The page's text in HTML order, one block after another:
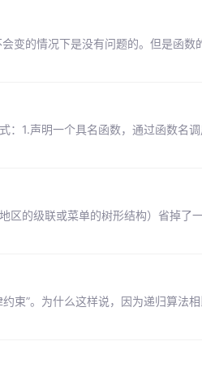
变的情况下是没有问题的。但是函数
：1.声明一个具名函数，通过函数名
区的级联或菜单的树形结构）省掉了
束”。为什么这样说，因为递归算法